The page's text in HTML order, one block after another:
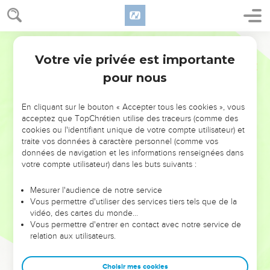
NE MANQUEZ PAS L’ÉVÉNEMENT
DE L’ANNÉE !
ET SI LEURS ERREURS POUVAIENT VOUS ÉVITER LES
VOTRES ?
leur foi ou leur vision. Mais on voit moins les doutes, les erreurs
et les saisons difficiles qu'ils ont traversés, alors même que ce
sont elles qui les ont façonnés.
Dans cette conférence, leaders, entrepreneurs, et responsables
clés pour avancer avec plus de sagesse afin que leurs erreurs
Votre vie privée est importante
pour nous
En cliquant sur le bouton « Accepter tous les cookies », vous
acceptez que TopChrétien utilise des traceurs (comme des
cookies ou l'identifiant unique de votre compte utilisateur) et
traite vos données à caractère personnel (comme vos
données de navigation et les informations renseignées dans
votre compte utilisateur) dans les buts suivants :
Mesurer l'audience de notre service
Vous permettre d'utiliser des services tiers tels que de la
vidéo, des cartes du monde…
Vous permettre d'entrer en contact avec notre service de
relation aux utilisateurs.
Choisir mes cookies